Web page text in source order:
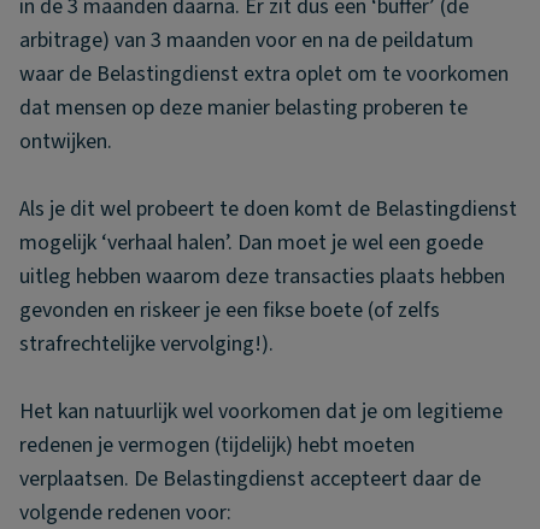
in de 3 maanden daarna. Er zit dus een ‘buffer’ (de
arbitrage) van 3 maanden voor en na de peildatum
waar de Belastingdienst extra oplet om te voorkomen
dat mensen op deze manier belasting proberen te
ontwijken.
Als je dit wel probeert te doen komt de Belastingdienst
mogelijk ‘verhaal halen’. Dan moet je wel een goede
uitleg hebben waarom deze transacties plaats hebben
gevonden en riskeer je een fikse boete (of zelfs
strafrechtelijke vervolging!).
Het kan natuurlijk wel voorkomen dat je om legitieme
redenen je vermogen (tijdelijk) hebt moeten
verplaatsen. De Belastingdienst accepteert daar de
volgende redenen voor: